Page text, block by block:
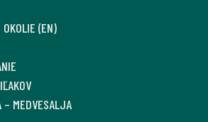
(EN)
– MEDVESALJA